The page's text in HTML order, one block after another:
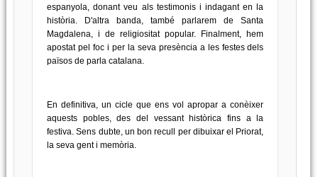
espanyola, donant veu als testimonis i indagant en la
història. D'altra banda, també parlarem de Santa
Magdalena, i de religiositat popular. Finalment, hem
apostat pel foc i per la seva presència a les festes dels
països de parla catalana.
En definitiva, un cicle que ens vol apropar a conèixer
aquests pobles, des del vessant històrica fins a la
festiva. Sens dubte, un bon recull per dibuixar el Priorat,
la seva gent i memòria.